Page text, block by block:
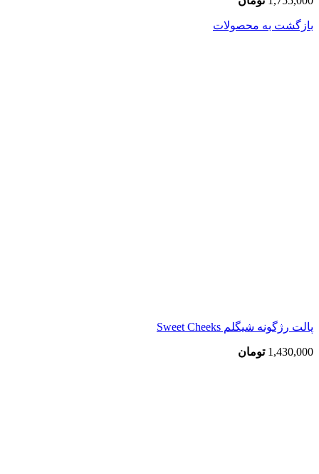
بازگشت به محصولات
پالت رژگونه شیگلم Sweet Cheeks
1,430,000 تومان